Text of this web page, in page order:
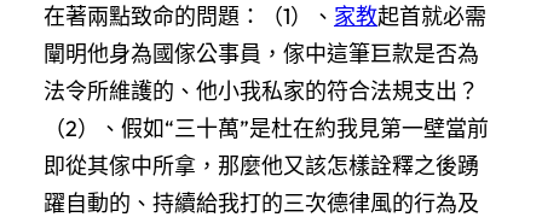
在著兩點致命的問題：（1）、 家教起首就必需
闡明他身為國傢公事員，傢中這筆巨款是否為
法令所維護的、他小我私家的符合法規支出？
（2）、假如“三十萬”是杜在約我見第一壁當前
即從其傢中所拿，那麼他又該怎樣詮釋之後踴
躍自動的、持續給我打的三次德律風的行為及